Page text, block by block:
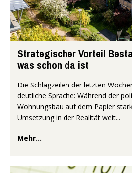
Strategischer Vorteil
was schon da ist
Die Schlagzeilen der letzten
deutliche Sprache: Während der
Wohnungsbau auf dem Papier
Umsetzung in der Realität weit...
Mehr...